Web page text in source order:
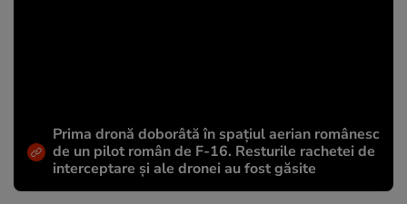
Prima dronă doborâtă în spațiul aerian românesc
de un pilot român de F-16. Resturile rachetei de
interceptare și ale dronei au fost găsite